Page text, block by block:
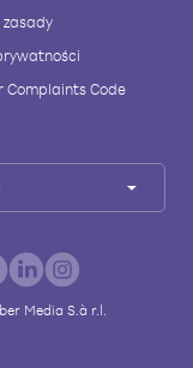
zasady
Complaints Code
Media S.à r.l.